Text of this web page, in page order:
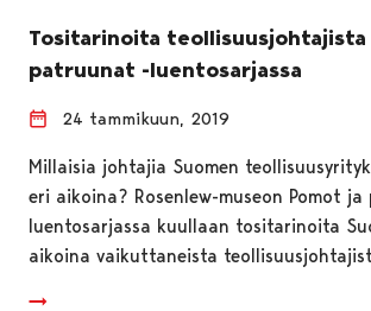
Tositarinoita teollisuusjohtajista
patruunat -luentosarjassa
24 tammikuun, 2019
Millaisia johtajia Suomen
eri aikoina? Rosenlew-museon Pomot
luentosarjassa kuullaan tositarinoita
aikoina vaikuttaneista